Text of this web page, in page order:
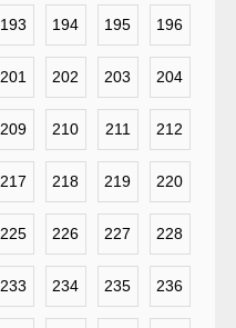
193 194 195 196
201 202 203 204
209 210 211 212
217 218 219 220
225 226 227 228
233 234 235 236